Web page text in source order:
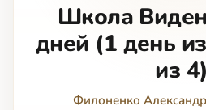
Школа
дней (1 день
из 4)
Филоненко